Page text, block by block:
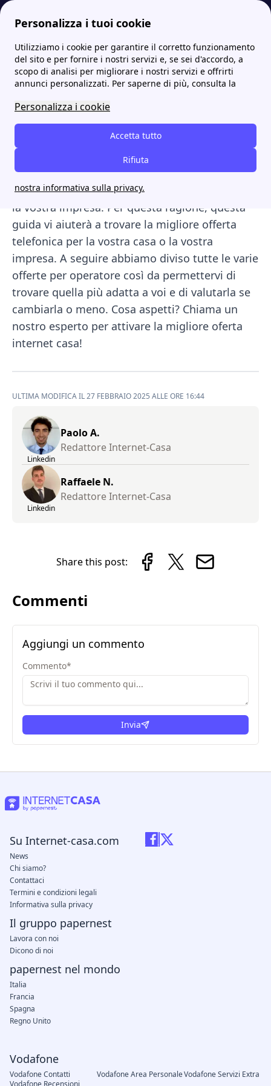
Personalizza i tuoi cookie
Utilizziamo i cookie per garantire il corretto funzionamento
del sito e per fornire i nostri servizi e, se sei d'accordo, a
scopo di analisi per migliorare i nostri servizi e offrirti
annunci personalizzati. Per saperne di più, consulta la
Personalizza i cookie
Accetta tutto
Rifiuta
nostra informativa sulla privacy.
Internet Casa Le migliori offerte internet casa 2023 degli operatori telefonici
Le migliori offerte internet
casa 2023 degli operatori
telefonici
Ti senti perso nel mare delle offerte internet
casa? Tutte queste offerte internet casa sono
certamente valide per la vostra abitazione o per
la vostra impresa. Per questa ragione, questa
guida vi aiuterà a trovare la migliore offerta
telefonica per la vostra casa o la vostra
impresa. A seguire abbiamo diviso tutte le varie
offerte per operatore così da permettervi di
trovare quella più adatta a voi e di valutarla se
cambiarla o meno. Cosa aspetti? Chiama un
nostro esperto per attivare la migliore oferta
internet casa!
ULTIMA MODIFICA IL 27 FEBBRAIO 2025 ALLE ORE 16:44
Linkedin
Paolo A.
Redattore Internet-Casa
Linkedin
Raffaele N.
Redattore Internet-Casa
Share this post:
Commenti
Aggiungi un commento
Commento*
Invia
Vodafone
Vodafone Contatti Vodafone Area PersonaleVodafone Servizi Extra
Su Internet-casa.com
News
Chi siamo?
Contattaci
Termini e condizioni legali
Informativa sulla privacy
Il gruppo papernest
Lavora con noi
Dicono di noi
papernest nel mondo
Italia
Francia
Spagna
Regno Unito